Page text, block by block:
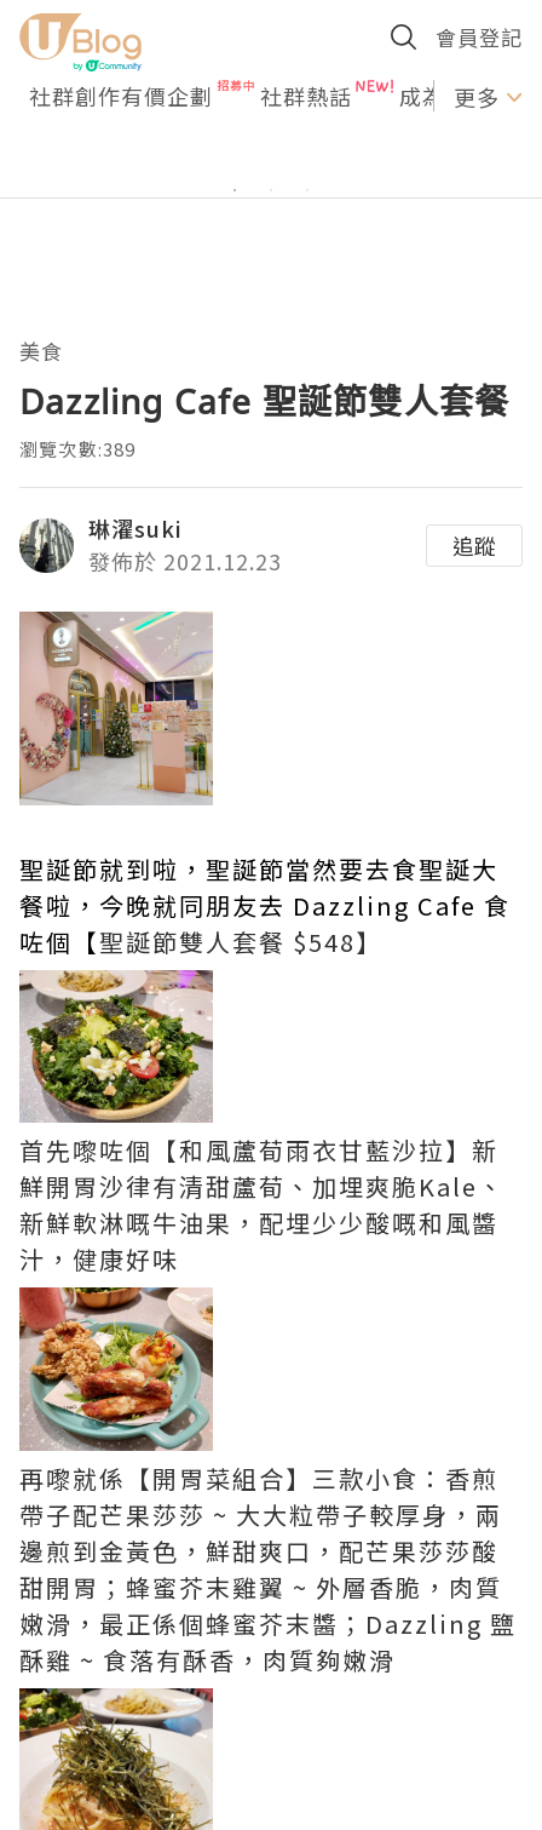
會員登記
社群創作有價企劃 社群熱話 成為U更多
美食
Dazzling Cafe 聖誕節雙人套餐
瀏覽次數:389
琳濯suki
發佈於 2021.12.23
追蹤
聖誕節就到啦，聖誕節當然要去食聖誕大
餐啦，今晚就同朋友去 Dazzling Cafe 食
咗個【聖誕節雙人套餐 $548】
首先嚟咗個【和風蘆荀雨衣甘藍沙拉】新
鮮開胃沙律有清甜蘆荀、加埋爽脆Kale、
新鮮軟淋嘅牛油果，配埋少少酸嘅和風醬
汁，健康好味
再嚟就係【開胃菜組合】三款小食：香煎
帶子配芒果莎莎 ~ 大大粒帶子較厚身，兩
邊煎到金黃色，鮮甜爽口，配芒果莎莎酸
甜開胃；蜂蜜芥末雞翼 ~ 外層香脆，肉質
嫩滑，最正係個蜂蜜芥末醬；Dazzling 鹽
酥雞 ~ 食落有酥香，肉質夠嫩滑